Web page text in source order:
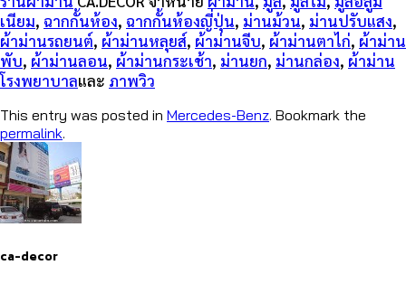
เนียม, ฉากกั้นห้อง, ฉากกั้นห้องญี่ปุ่น, ม่านม้วน, ม่านปรับแสง,
ผ้าม่านรถยนต์, ผ้าม่านหลุยส์, ผ้าม่านจีบ, ผ้าม่านตาไก่, ผ้าม่าน
พับ, ผ้าม่านลอน, ผ้าม่านกระเช้า, ม่านยก, ม่านกล่อง, ผ้าม่าน
โรงพยาบาลและ ภาพวิว
This entry was posted in Mercedes-Benz. Bookmark the
permalink.
ca-decor